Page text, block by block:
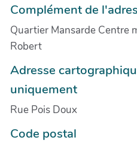
Complément de
Quartier Mansarde Centre
Robert
Adresse
uniquement
Rue Pois Doux
Code postal